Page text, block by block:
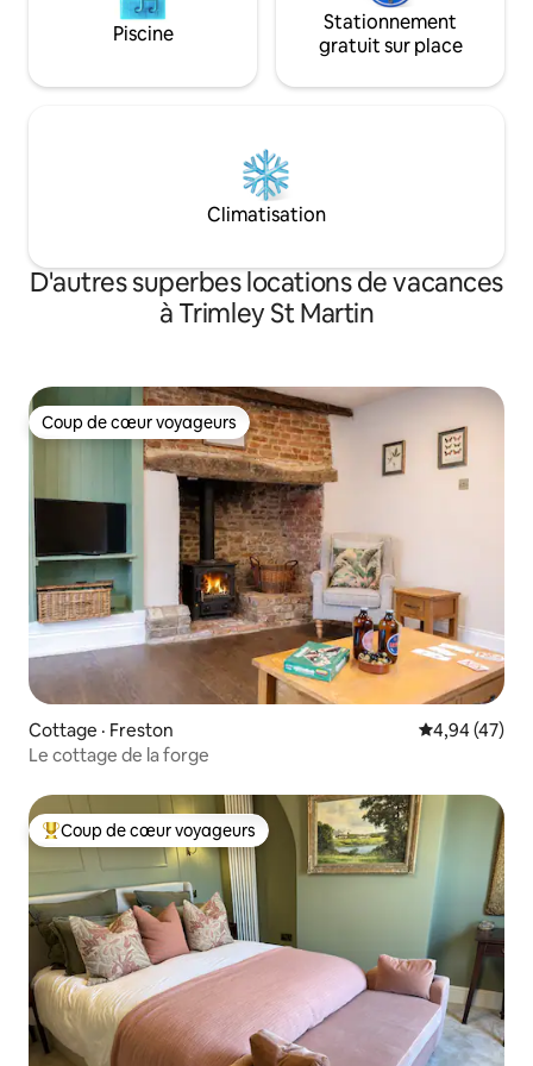
Piscine
Stationnement
gratuit sur place
Climatisation
D'autres superbes locations de vacances
à Trimley St Martin
Coup de cœur voyageurs
Coup de cœur voyageurs
Cottage · Freston Note
4,94 (47)
Le cottage de la forge
Coup de cœur voyageurs parmi les plus aimés
Coup de cœur voyageurs